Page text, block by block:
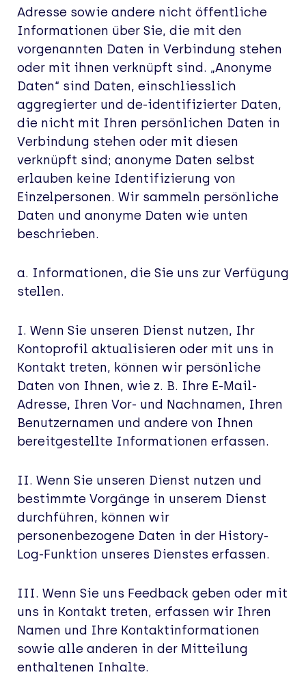
Adresse sowie andere nicht öffentliche
Informationen über Sie, die mit den
vorgenannten Daten in Verbindung stehen
oder mit ihnen verknüpft sind. „Anonyme
Daten“ sind Daten, einschliesslich
aggregierter und de-identifizierter Daten,
die nicht mit Ihren persönlichen Daten in
Verbindung stehen oder mit diesen
verknüpft sind; anonyme Daten selbst
erlauben keine Identifizierung von
Einzelpersonen. Wir sammeln persönliche
Daten und anonyme Daten wie unten
beschrieben.
a. Informationen, die Sie uns zur Verfügung
stellen.
I. Wenn Sie unseren Dienst nutzen, Ihr
Kontoprofil aktualisieren oder mit uns in
Kontakt treten, können wir persönliche
Daten von Ihnen, wie z. B. Ihre E-Mail-
Adresse, Ihren Vor- und Nachnamen, Ihren
Benutzernamen und andere von Ihnen
bereitgestellte Informationen erfassen.
II. Wenn Sie unseren Dienst nutzen und
bestimmte Vorgänge in unserem Dienst
durchführen, können wir
personenbezogene Daten in der History-
Log-Funktion unseres Dienstes erfassen.
III. Wenn Sie uns Feedback geben oder mit
uns in Kontakt treten, erfassen wir Ihren
Namen und Ihre Kontaktinformationen
sowie alle anderen in der Mitteilung
enthaltenen Inhalte.